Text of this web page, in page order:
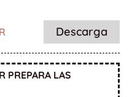
Descarga
PREPARA LAS